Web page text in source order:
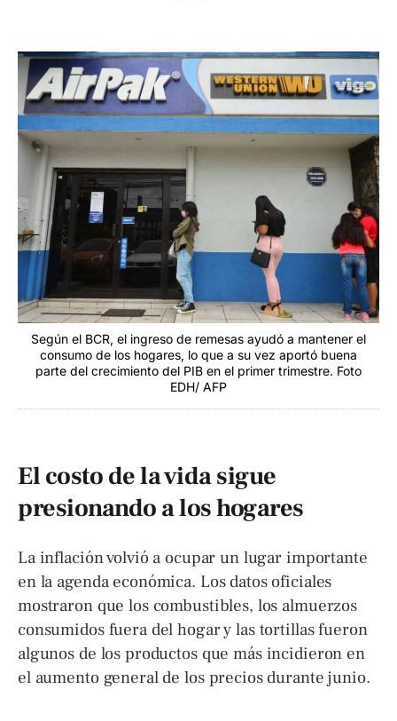
Según el BCR, el ingreso de remesas ayudó a mantener el
consumo de los hogares, lo que a su vez aportó buena
parte del crecimiento del PIB en el primer trimestre. Foto
EDH/ AFP
El costo de la vida sigue
presionando a los hogares
La inflación volvió a ocupar un lugar importante
en la agenda económica. Los datos oficiales
mostraron que los combustibles, los almuerzos
consumidos fuera del hogar y las tortillas fueron
algunos de los productos que más incidieron en
el aumento general de los precios durante junio.